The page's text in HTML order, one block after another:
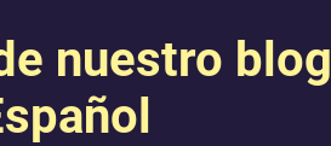
nuestro blog